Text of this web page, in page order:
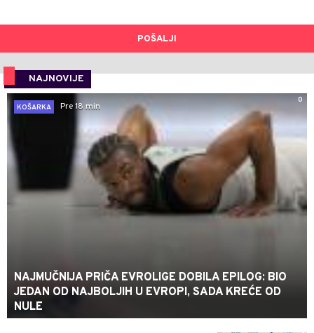
POŠALJI
NAJNOVIJE
0
KOŠARKA
Pre 18 min
NAJMUČNIJA PRIČA EVROLIGE DOBILA EPILOG: BIO
JEDAN OD NAJBOLJIH U EVROPI, SADA KREĆE OD
NULE